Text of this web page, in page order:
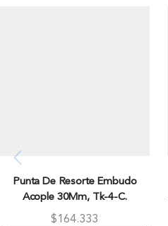
Punta De Resorte Embudo
Acople 30Mm, Tk-4-C.
$164.333